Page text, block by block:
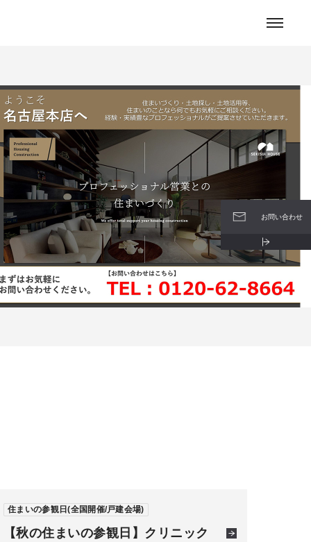
【秋の住まいの参観日】クリニック
住まいの参観日(全国開催/戸建会場)
お問い合わせ